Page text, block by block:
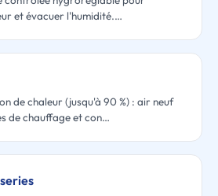
et évacuer l'humidité.…
de chaleur (jusqu'à 90 %) : air neuf
de chauffage et con…